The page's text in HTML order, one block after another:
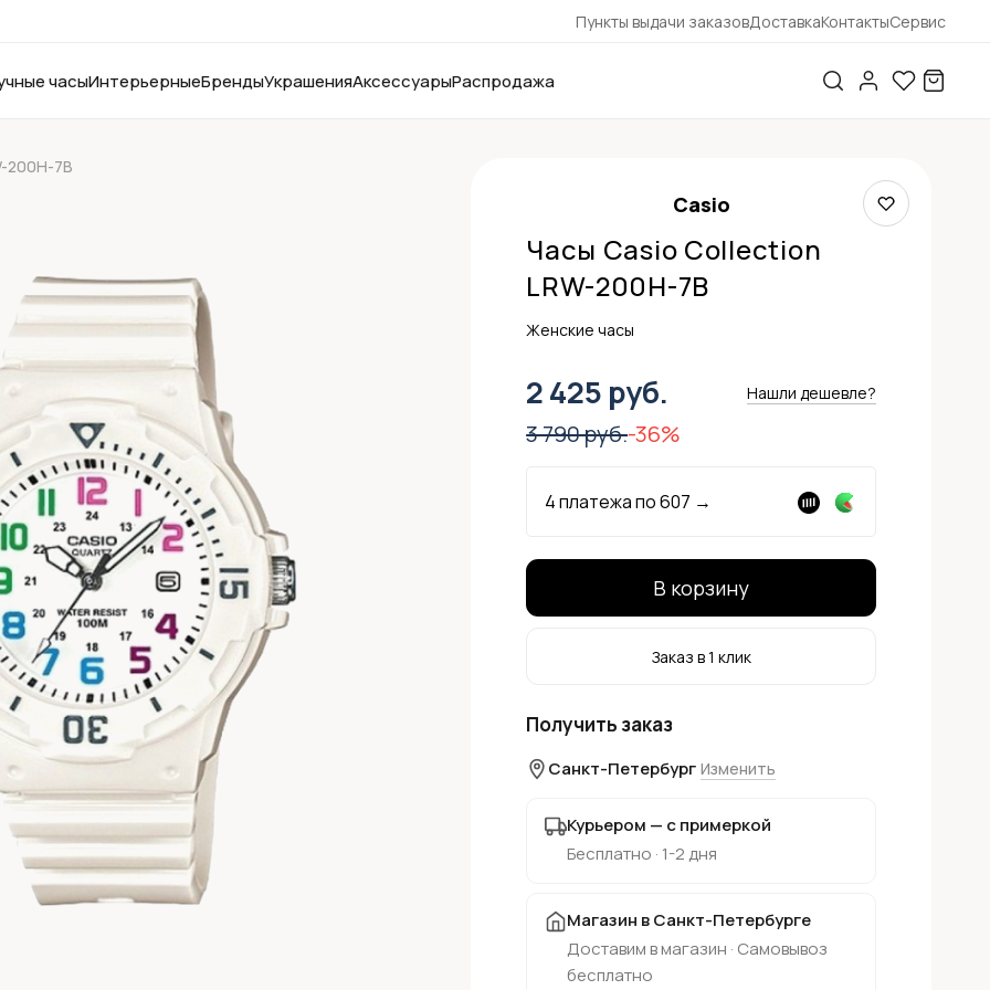
Пункты выдачи заказовДоставкаКонтактыСервис
часыИнтерьерныеБрендыУкрашенияАксессуарыРаспродажа
200H-7B
Casio
Часы Casio Collection
LRW-200H-7B
Женские часы
2 425 руб. Нашли дешевле?
3 790 руб.-36%
4 платежа по607 →
В корзину
Заказ в 1 клик
Получить заказ
Санкт-Петербург Изменить
Курьером — с примеркой
Бесплатно · 1-2 дня
Магазин в Санкт-Петербурге
Доставим в магазин · Самовывоз
бесплатно